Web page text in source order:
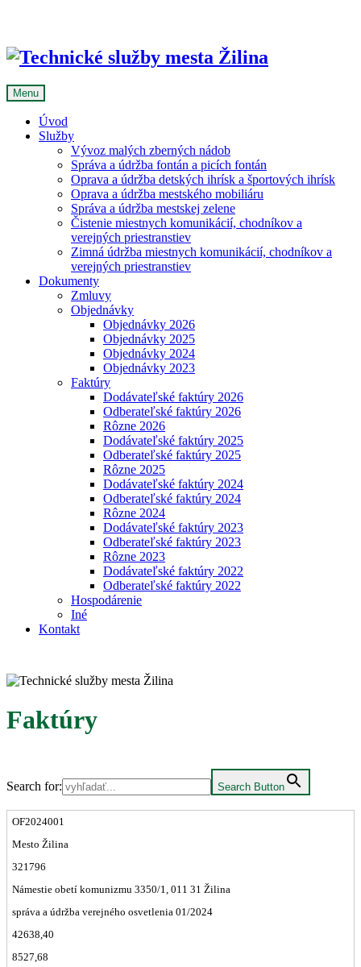
Menu
Úvod
Služby
Vývoz malých zberných nádob
Správa a údržba fontán a picích fontán
Oprava a údržba detských ihrísk a športových ihrísk
Oprava a údržba mestského mobiliáru
Správa a údržba mestskej zelene
Čistenie miestnych komunikácií, chodníkov a
verejných priestranstiev
Zimná údržba miestnych komunikácií, chodníkov a
verejných priestranstiev
Dokumenty
Zmluvy
Objednávky
Objednávky 2026
Objednávky 2025
Objednávky 2024
Objednávky 2023
Faktúry
Dodávateľské faktúry 2026
Odberateľské faktúry 2026
Rôzne 2026
Dodávateľské faktúry 2025
Odberateľské faktúry 2025
Rôzne 2025
Dodávateľské faktúry 2024
Odberateľské faktúry 2024
Rôzne 2024
Dodávateľské faktúry 2023
Odberateľské faktúry 2023
Rôzne 2023
Dodávateľské faktúry 2022
Odberateľské faktúry 2022
Hospodárenie
Iné
Kontakt
Faktúry
Search for: Search Button
OF2024001
Mesto Žilina
321796
Námestie obetí komunizmu 3350/1, 011 31 Žilina
správa a údržba verejného osvetlenia 01/2024
42638,40
8527,68